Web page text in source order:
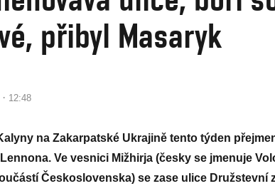
přibyl Masaryk
· 12:48
na Zakarpatské Ukrajině tento týden
Ve vesnici Mižhirja (česky se jmenuje
Československa) se zase ulice Družstevní